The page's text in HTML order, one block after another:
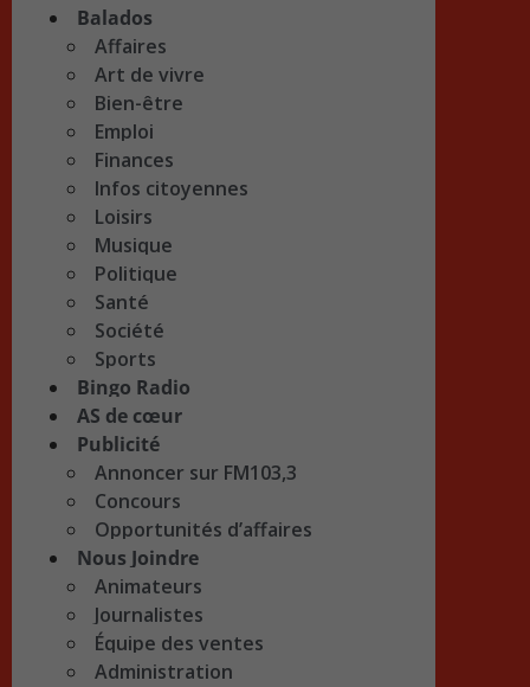
Balados
Affaires
Art de vivre
Bien-être
Emploi
Finances
Infos citoyennes
Loisirs
Musique
Politique
Santé
Société
Sports
Bingo Radio
AS de cœur
Publicité
Annoncer sur FM103,3
Concours
Opportunités d’affaires
Nous Joindre
Animateurs
Journalistes
Équipe des ventes
Administration